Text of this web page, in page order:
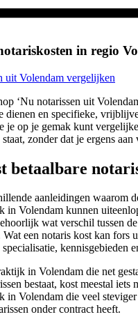
in regio
uit Volendam vergelijken
‘Nu notarissen uit
dienen en specifieke,
je op je gemak kunt
zonder dat je ergens aan
betaalbare
aanleidingen waarom
in Volendam kunnen
wat verschil tussen
een notaris kost kan fors
kennisgebieden
in Volendam die net
bestaat, kost meestal iets
in Volendam die veel steviger
onder contract heeft.